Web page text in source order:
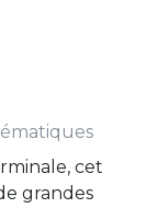
cet
grandes